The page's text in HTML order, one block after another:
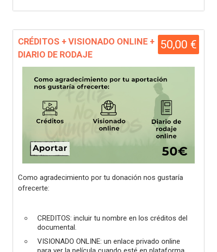
50,00 €
CRÉDITOS + VISIONADO ONLINE +
DIARIO DE RODAJE
Como agradecimiento por tu donación nos gustaría
ofrecerte:
CREDITOS: incluir tu nombre en los créditos del
documental.
VISIONADO ONLINE: un enlace privado online